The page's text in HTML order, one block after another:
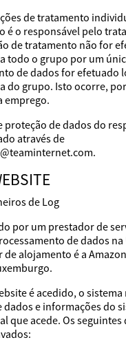
de tratamento
é o responsável pelo
de tratamento não for
todo o grupo por um
de dados for efetuado
do grupo. Isto ocorre,
emprego.
proteção de dados do
através de
de Log
por um prestador de
de dados na
alojamento é a
é acedido, o
dados e informações do
que acede. Os seguintes